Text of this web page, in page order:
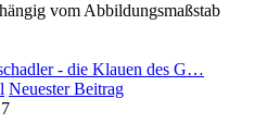
vom Abbildungsmaßstab
- die Klauen des G…
Neuester Beitrag